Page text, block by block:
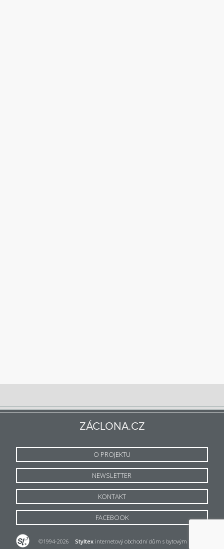
ZÁCLONA.CZ
O PROJEKTU
NEWSLETTER
KONTAKT
FACEBOOK
©1994-2026 Styltexinternetový obchodní dům s bytovým textilem